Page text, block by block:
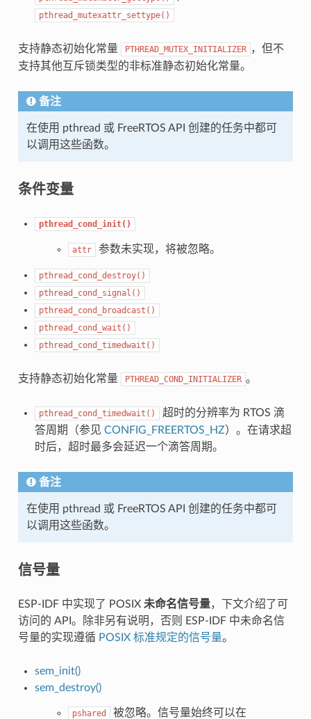
pthread_mutexattr_settype()
支持静态初始化常量 PTHREAD_MUTEX_INITIALIZER ，但不
支持其他互斥锁类型的非标准静态初始化常量。
备注
在使用 pthread 或 FreeRTOS API 创建的任务中都可
以调用这些函数。
条件变量
pthread_cond_init()
attr 参数未实现，将被忽略。
pthread_cond_destroy()
pthread_cond_signal()
pthread_cond_broadcast()
pthread_cond_wait()
pthread_cond_timedwait()
支持静态初始化常量 PTHREAD_COND_INITIALIZER 。
pthread_cond_timedwait()
超时的分辨率为 RTOS 滴
答周期（参见 CONFIG_FREERTOS_HZ）。在请求超
时后，超时最多会延迟一个滴答周期。
备注
在使用 pthread 或 FreeRTOS API 创建的任务中都可
以调用这些函数。
信号量
ESP-IDF 中实现了 POSIX 未命名信号量，下文介绍了可
访问的 API。除非另有说明，否则 ESP-IDF 中未命名信
号量的实现遵循 POSIX 标准规定的信号量。
sem_init()
sem_destroy()
pshared
被忽略。信号量始终可以在